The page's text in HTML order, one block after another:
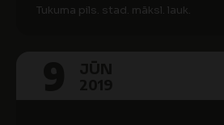
Tukuma pils. stad. māksl. lauk.